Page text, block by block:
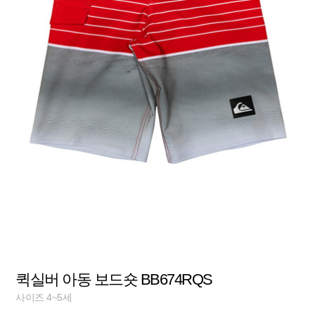
퀵실버 아동 보드숏 BB674RQS
사이즈 4~5세